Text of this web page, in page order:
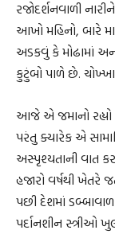
રજોદર્શનવાળી
આખો મહિનો, બારે
અડકવું કે મોઢામાં
કુટુંબો પાળે છે.
આજે એ જમાનો
પરંતુ ક્યારેક એ
અસ્પૃશ્યતાની વાત
હજારો વર્ષથી ખેતરે
પછી દેશમાં
પર્દાનશીન સ્ત્રીઓ